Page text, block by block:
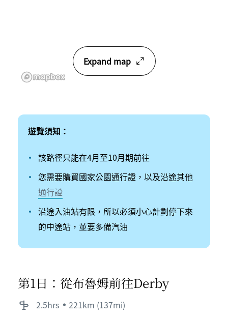
Expand map
遊覽須知：
該路徑只能在4月至10月期前往
您需要購買國家公園通行證，以及沿途其他
通行證
沿途入油站有限，所以必須小心計劃停下來
的中途站，並要多備汽油
第1日：從布魯姆前往Derby
2.5hrs
221km (137mi)